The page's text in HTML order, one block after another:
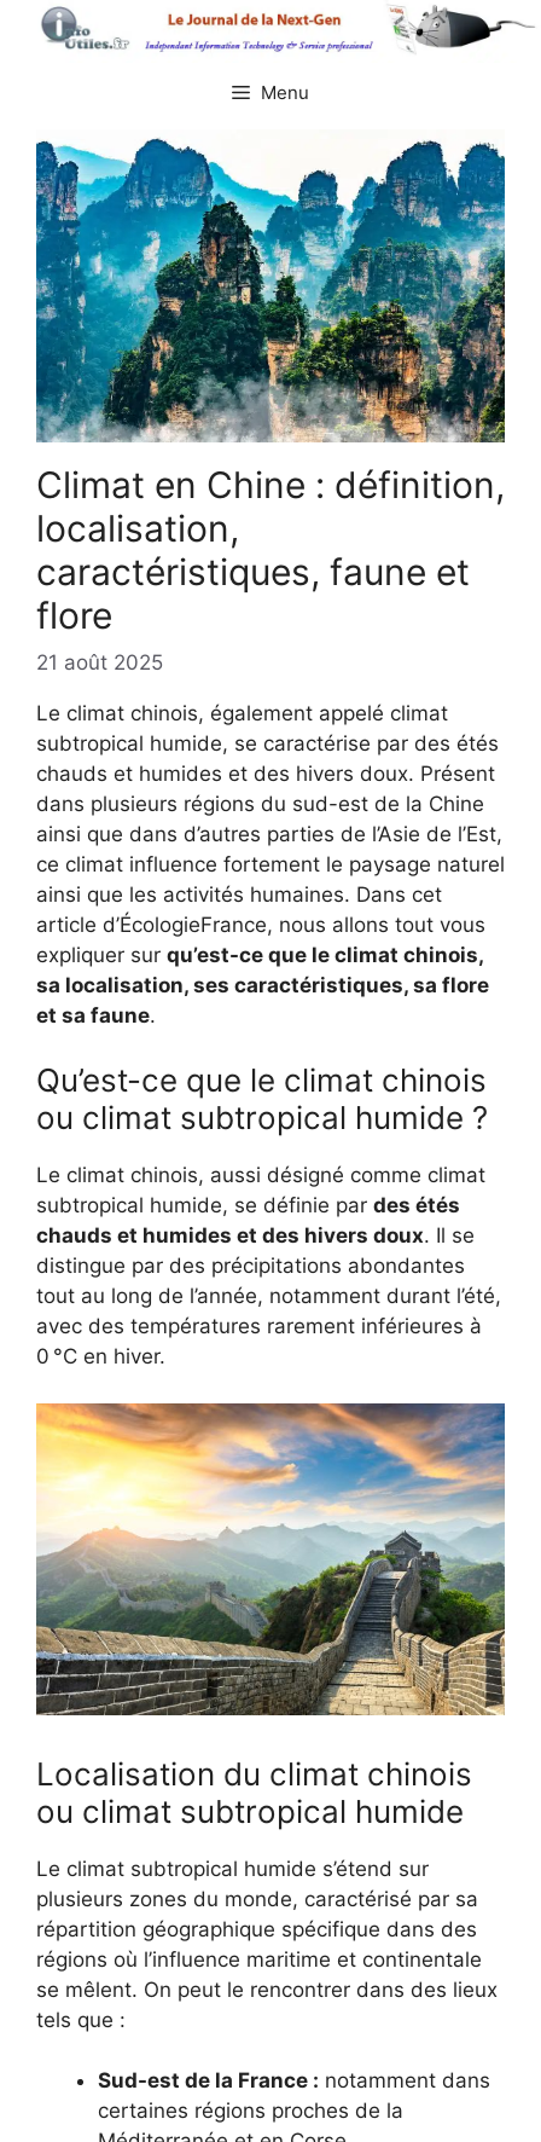
Aller
Menu
Climat en Chine : définition,
localisation,
caractéristiques, faune et
flore
21 août 2025
Le climat chinois, également appelé climat
subtropical humide, se caractérise par des étés
chauds et humides et des hivers doux. Présent
dans plusieurs régions du sud-est de la Chine
ainsi que dans d’autres parties de l’Asie de l’Est,
ce climat influence fortement le paysage naturel
ainsi que les activités humaines. Dans cet
article d’ÉcologieFrance, nous allons tout vous
expliquer sur qu’est-ce que le climat chinois,
sa localisation, ses caractéristiques, sa flore
et sa faune.
Qu’est-ce que le climat chinois
ou climat subtropical humide ?
Le climat chinois, aussi désigné comme climat
subtropical humide, se définie par des étés
chauds et humides et des hivers doux. Il se
distingue par des précipitations abondantes
tout au long de l’année, notamment durant l’été,
avec des températures rarement inférieures à
0 °C en hiver.
Localisation du climat chinois
ou climat subtropical humide
Le climat subtropical humide s’étend sur
plusieurs zones du monde, caractérisé par sa
répartition géographique spécifique dans des
régions où l’influence maritime et continentale
se mêlent. On peut le rencontrer dans des lieux
tels que :
Sud-est de la France : notamment dans
certaines régions proches de la